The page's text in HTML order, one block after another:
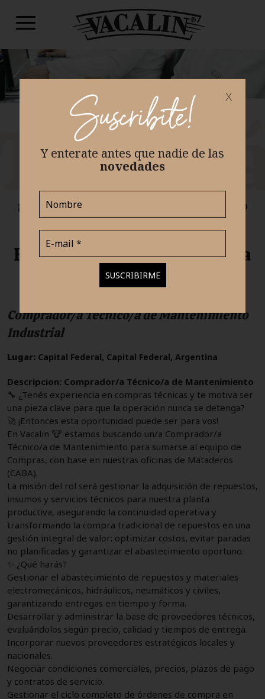
x
Suscribite!
Y enterate antes que nadie de las
novedades
¡Si amas la comida, sos la persona que
buscamos! En Vacalin, queremos personas
con talento y pasión en el mundo de la
gastronomía.
deliciosas experiencias.
¡Postulate hoy y descubrí un viaje culinario
emocionante!
Buscamos apasionados para
estas áreas
Comprador/a Técnico/a de Mantenimiento
Industrial
Lugar: Capital Federal, Capital Federal, Argentina
Descripcion: Comprador/a Técnico/a de Mantenimiento
🔧 ¿Tenés experiencia en compras técnicas y te motiva ser
una pieza clave para que la operación nunca se detenga?
🚀 ¡Entonces esta oportunidad puede ser para vos!
En Vacalin 🐮 estamos buscando un/a Comprador/a
Técnico/a de Mantenimiento para sumarse al equipo de
Compras, con base en nuestras oficinas de Mataderos
(CABA).
La misión del rol será gestionar la adquisición de repuestos,
insumos y servicios técnicos para nuestra planta
productiva, asegurando la continuidad operativa y
transformando la compra tradicional de repuestos en una
gestión integral de valor: optimizar costos, evitar paradas
no planificadas y garantizar el abastecimiento oportuno.
✨ ¿Qué harás?
Gestionar el abastecimiento de repuestos y materiales
electromecánicos, hidráulicos, neumáticos y civiles,
garantizando entregas en tiempo y forma.
Desarrollar y administrar la base de proveedores técnicos,
evaluándolos según precio, calidad y tiempos de entrega.
Incorporar nuevos proveedores estratégicos locales y
nacionales.
Negociar condiciones comerciales, precios, plazos de pago
y contratos de servicio.
Gestionar el ciclo completo de órdenes de compra en